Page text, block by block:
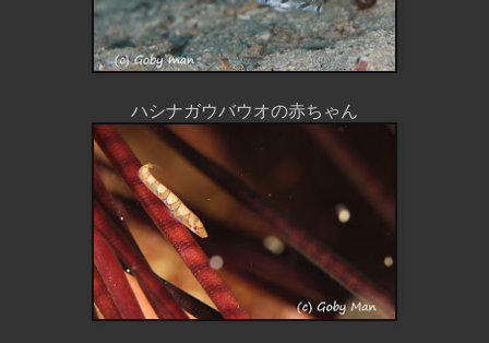
ハシナガウバウオの赤ちゃん